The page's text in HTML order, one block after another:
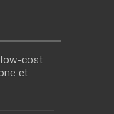
low-cost
et